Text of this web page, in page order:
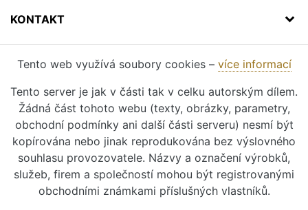
KONTAKT
Tento web využívá soubory cookies – více informací
Tento server je jak v části tak v celku autorským dílem.
Žádná část tohoto webu (texty, obrázky, parametry,
obchodní podmínky ani další části serveru) nesmí být
kopírována nebo jinak reprodukována bez výslovného
souhlasu provozovatele. Názvy a označení výrobků,
služeb, firem a společností mohou být registrovanými
obchodními známkami příslušných vlastníků.